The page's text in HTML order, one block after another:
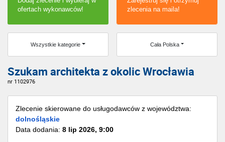
ofertach wykonawców!
zlecenia na maila!
Wszystkie kategorie Cała Polska
Szukam architekta z okolic Wrocławia
nr 1102976
Zlecenie skierowane do usługodawców z województwa:
dolnośląskie
Data dodania: 8 lip 2026, 9:00